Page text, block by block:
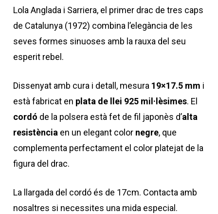
Lola Anglada i Sarriera, el primer drac de tres caps
de Catalunya (1972) combina l’elegància de les
seves formes sinuoses amb la rauxa del seu
esperit rebel.
Dissenyat amb cura i detall, mesura 19×17.5 mm i
està fabricat en plata de llei 925 mil·lèsimes. El
cordó de la polsera està fet de fil japonès d’alta
resistència en un elegant color negre, que
complementa perfectament el color platejat de la
figura del drac.
La llargada del cordó és de 17cm. Contacta amb
nosaltres si necessites una mida especial.